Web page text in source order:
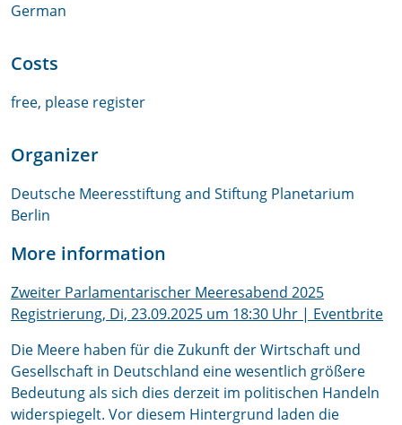
German
Costs
free, please register
Organizer
Deutsche Meeresstiftung and Stiftung Planetarium
Berlin
More information
Zweiter Parlamentarischer Meeresabend 2025
Registrierung, Di, 23.09.2025 um 18:30 Uhr | Eventbrite
Die Meere haben für die Zukunft der Wirtschaft und
Gesellschaft in Deutschland eine wesentlich größere
Bedeutung als sich dies derzeit im politischen Handeln
widerspiegelt. Vor diesem Hintergrund laden die